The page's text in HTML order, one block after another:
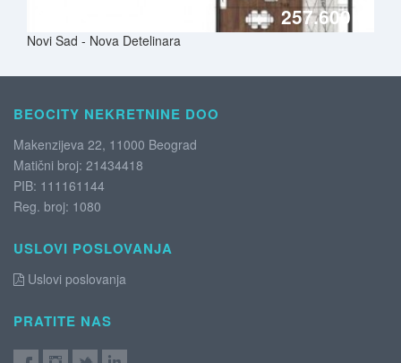
257.600 €
Novi Sad - Nova Detelinara
BEOCITY NEKRETNINE DOO
Makenzijeva 22, 11000 Beograd
Matični broj: 21434418
PIB: 111161144
Reg. broj: 1080
USLOVI POSLOVANJA
Uslovi poslovanja
PRATITE NAS